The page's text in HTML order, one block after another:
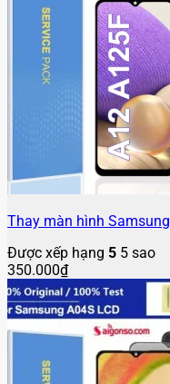
Thay màn hình
Được xếp hạng 5 5 sao
350.000₫